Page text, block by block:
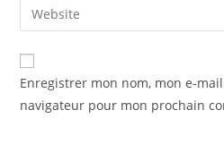
Enregistrer mon nom, mon e-
navigateur pour mon prochain